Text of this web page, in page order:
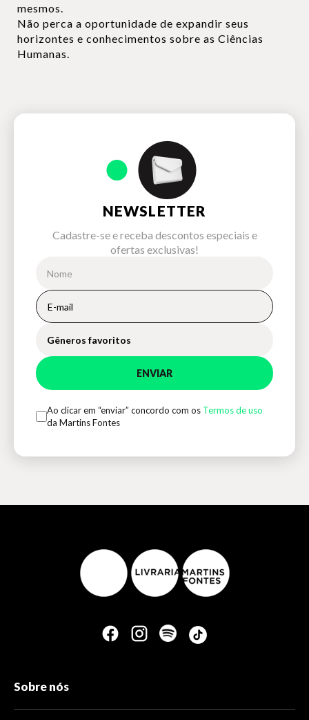
mesmos.
Não perca a oportunidade de expandir seus
horizontes e conhecimentos sobre as Ciências
Humanas.
NEWSLETTER
Cadastre-se e receba descontos especiais e
ofertas exclusivas!
Gêneros favoritos
ENVIAR
Ao clicar em “enviar” concordo com os Termos de uso
da Martins Fontes
Sobre nós